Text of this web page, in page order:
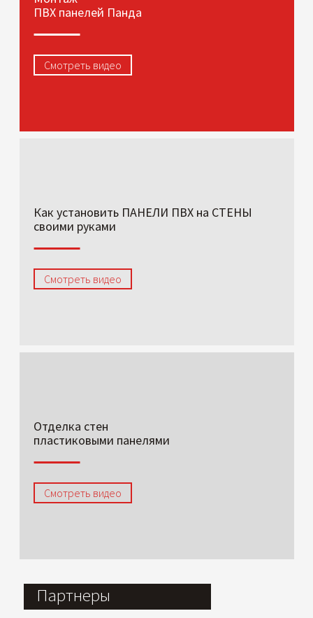
ПВХ панелей Панда
Смотреть видео
Как установить ПАНЕЛИ ПВХ на СТЕНЫ
своими руками
Смотреть видео
Отделка стен
пластиковыми панелями
Смотреть видео
Партнеры